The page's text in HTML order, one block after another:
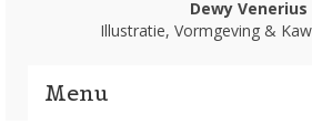
Dewy Venerius
Illustratie, Vormgeving &
Menu